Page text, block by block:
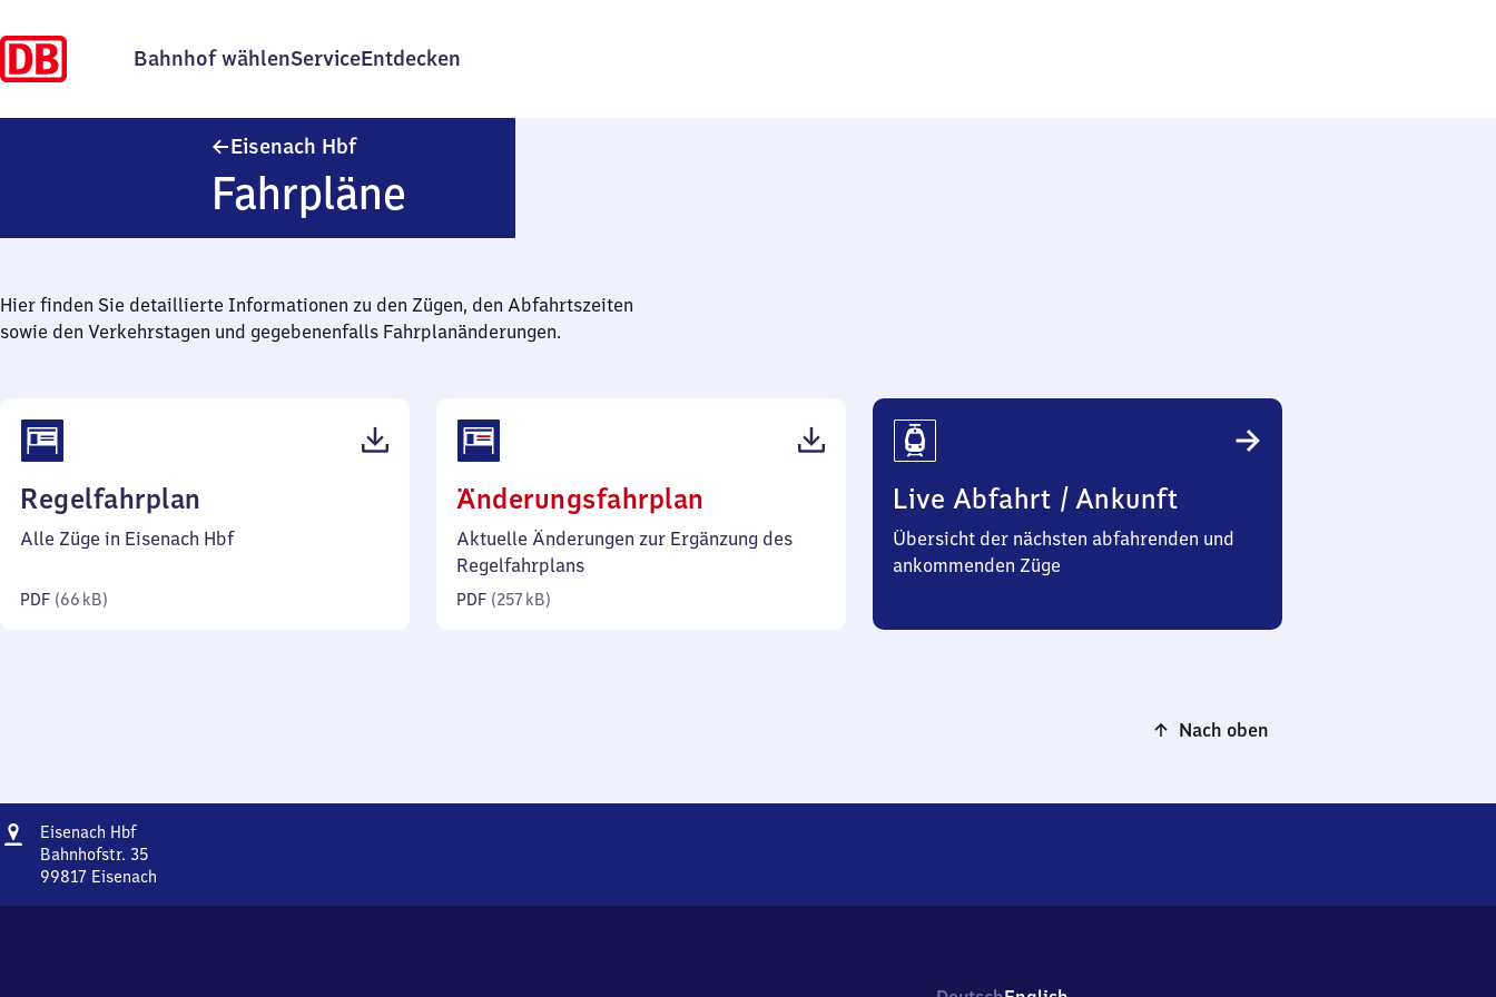
Bahnhof wählenServiceEntdecken
Eisenach HbfEisenach Hauptbahnhof
Fahrpläne
Hier finden Sie detaillierte Informationen zu den Zügen, den Abfahrtszeiten
sowie den Verkehrstagen und gegebenenfalls Fahrplanänderungen.
Regelfahrplan
66
Alle Züge in Eisenach Hbf
PDF (66 kB)
Änderungsfahrplan
257
Aktuelle Änderungen zur Ergänzung des
Regelfahrplans
PDF (257 kB)
Live Abfahrt / Ankunft
Übersicht der nächsten abfahrenden und
ankommenden Züge
Nach oben
Adresse
Eisenach HbfEisenach
Hauptbahnhof
Bahnhofstr. 35
99817 Eisenach